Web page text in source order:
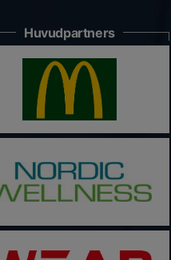
Huvudpartners